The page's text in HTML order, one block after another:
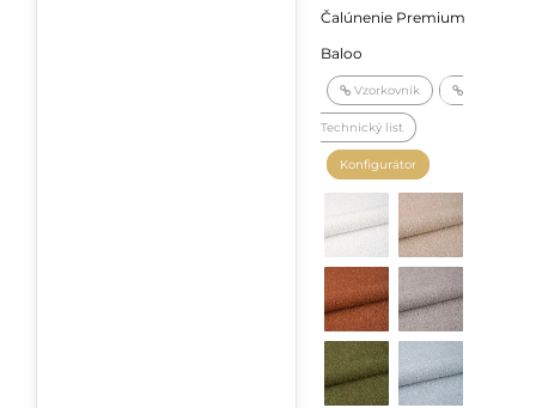
Čalúnenie Premium
Baloo
Vzorkovník
Technický list
Konfigurátor